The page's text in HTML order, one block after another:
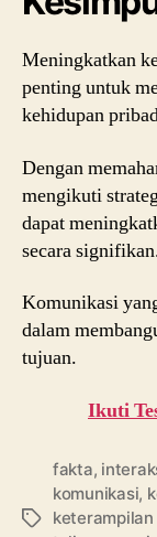
Meningkatkan
penting untuk
kehidupan
Dengan
mengikuti
dapat
secara
Komunikasi
dalam
tujuan.
Ikuti
Tags
fakta,
komunikasi,